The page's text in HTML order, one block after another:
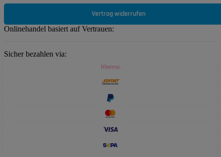
Vertrag widerrufen
Onlinehandel basiert auf Vertrauen:
Sicher bezahlen via: